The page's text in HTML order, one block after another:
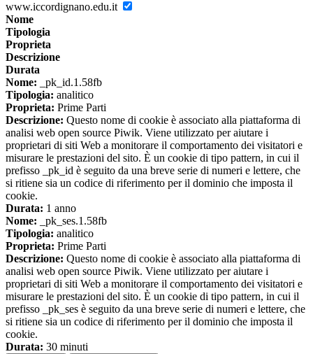
www.iccordignano.edu.it
Nome
Tipologia
Proprieta
Descrizione
Durata
Nome: _pk_id.1.58fb
Tipologia: analitico
Proprieta: Prime Parti
Descrizione: Questo nome di cookie è associato alla piattaforma di
analisi web open source Piwik. Viene utilizzato per aiutare i
proprietari di siti Web a monitorare il comportamento dei visitatori e
misurare le prestazioni del sito. È un cookie di tipo pattern, in cui il
prefisso _pk_id è seguito da una breve serie di numeri e lettere, che
si ritiene sia un codice di riferimento per il dominio che imposta il
cookie.
Durata: 1 anno
Nome: _pk_ses.1.58fb
Tipologia: analitico
Proprieta: Prime Parti
Descrizione: Questo nome di cookie è associato alla piattaforma di
analisi web open source Piwik. Viene utilizzato per aiutare i
proprietari di siti Web a monitorare il comportamento dei visitatori e
misurare le prestazioni del sito. È un cookie di tipo pattern, in cui il
prefisso _pk_ses è seguito da una breve serie di numeri e lettere, che
si ritiene sia un codice di riferimento per il dominio che imposta il
cookie.
Durata: 30 minuti